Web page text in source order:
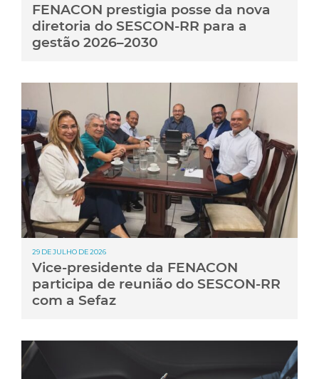
FENACON prestigia posse da nova
diretoria do SESCON-RR para a
gestão 2026–2030
29 DE JULHO DE 2026
Vice-presidente da FENACON
participa de reunião do SESCON-RR
com a Sefaz